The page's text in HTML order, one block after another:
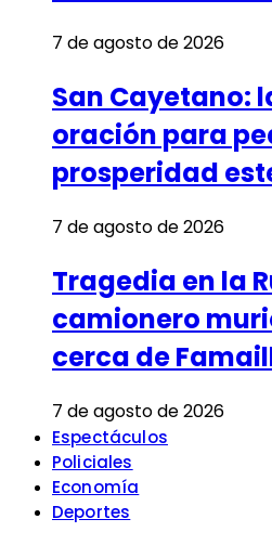
7 de agosto de 2026
San Cayetano:
oración para
prosperidad
7 de agosto de 2026
Tragedia en la
camionero
cerca de
7 de agosto de 2026
Espectáculos
Policiales
Economía
Deportes